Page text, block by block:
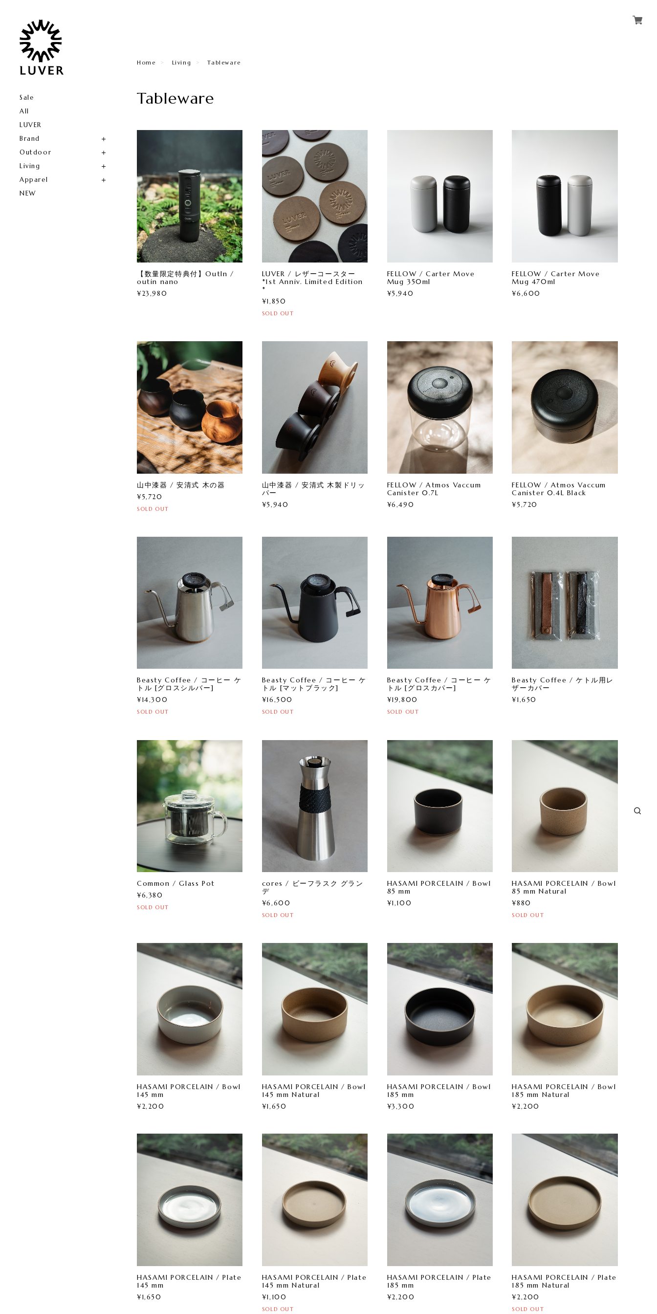
Sale
All
LUVER
Brand
Outdoor
Living
Apparel
NEW
Home Living Tableware
Tableware
【数量限定特典付】OutIn /
outin nano
¥23,980
LUVER / レザーコースター
*1st Anniv. Limited Edition
*
¥1,850
SOLD OUT
FELLOW / Carter Move
Mug 350ml
¥5,940
FELLOW / Carter Move
Mug 470ml
¥6,600
山中漆器 / 安清式 木の器
¥5,720
SOLD OUT
山中漆器 / 安清式 木製ドリッ
パー
¥5,940
FELLOW / Atmos Vaccum
Canister 0.7L
¥6,490
FELLOW / Atmos Vaccum
Canister 0.4L Black
¥5,720
Beasty Coffee / コーヒー ケ
トル [グロスシルバー]
¥14,300
SOLD OUT
Beasty Coffee / コーヒー ケ
トル [マットブラック]
¥16,500
SOLD OUT
Beasty Coffee / コーヒー ケ
トル [グロスカパー]
¥19,800
SOLD OUT
Beasty Coffee / ケトル用レ
ザーカバー
¥1,650
Common / Glass Pot
¥6,380
SOLD OUT
cores / ビーフラスク グラン
デ
¥6,600
SOLD OUT
HASAMI PORCELAIN / Bowl
85 mm
¥1,100
HASAMI PORCELAIN / Bowl
85 mm Natural
¥880
SOLD OUT
HASAMI PORCELAIN / Bowl
145 mm
¥2,200
HASAMI PORCELAIN / Bowl
145 mm Natural
¥1,650
HASAMI PORCELAIN / Bowl
185 mm
¥3,300
HASAMI PORCELAIN / Bowl
185 mm Natural
¥2,200
HASAMI PORCELAIN / Plate
145 mm
¥1,650
HASAMI PORCELAIN / Plate
145 mm Natural
¥1,100
SOLD OUT
HASAMI PORCELAIN / Plate
185 mm
¥2,200
HASAMI PORCELAIN / Plate
185 mm Natural
¥2,200
SOLD OUT